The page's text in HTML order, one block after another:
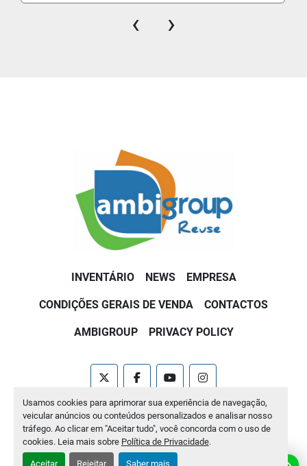
Usamos cookies para aprimorar sua experiência de navegação,
veicular anúncios ou conteúdos personalizados e analisar nosso
tráfego. Ao clicar em "Aceitar tudo", você concorda com o uso de
cookies. Leia mais sobre Política de Privacidade.
Aceitar Rejeitar Saber mais
‹ ›
INVENTÁRIO NEWS EMPRESA
CONDIÇÕES GERAIS DE VENDA CONTACTOS
AMBIGROUP PRIVACY POLICY
twitter facebookyoutubeinstagram
Machinio Systemwebsite porMachinio
Manage Cookies